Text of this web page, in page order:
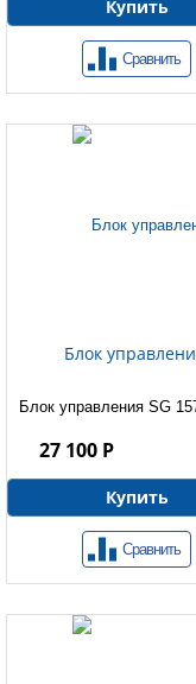
Купить
Сравнить
Блок
Блок управления SG
27 100 Р
Купить
Сравнить